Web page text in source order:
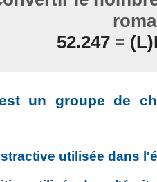
52.247 =
est un groupe de
utilisée dans